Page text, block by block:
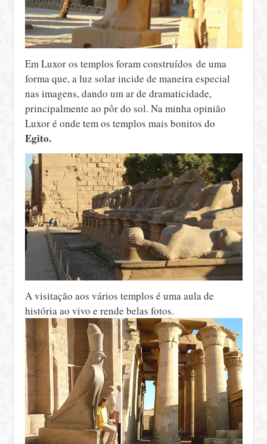
Em Luxor os templos foram construídos de uma
forma que, a luz solar incide de maneira especial
nas imagens, dando um ar de dramaticidade,
principalmente ao pôr do sol. Na minha opinião
Luxor é onde tem os templos mais bonitos do
Egito.
A visitação aos vários templos é uma aula de
história ao vivo e rende belas fotos.